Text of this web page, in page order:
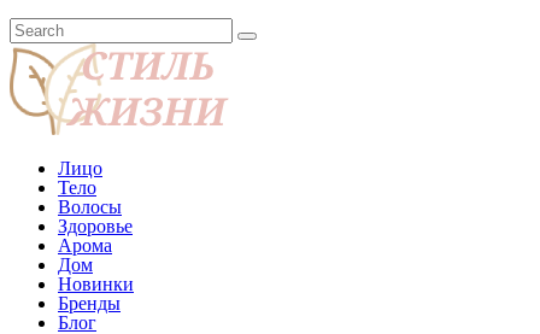
Лицо
Тело
Волосы
Здоровье
Арома
Дом
Новинки
Бренды
Блог